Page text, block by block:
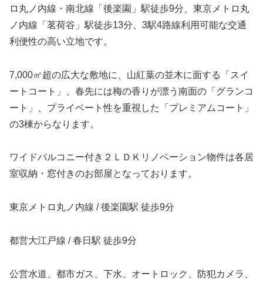
ロ丸ノ内線・南北線「後楽園」駅徒歩9分、東京メトロ丸
ノ内線「茗荷谷」駅徒歩13分、3駅4路線利用可能な交通
利便性の高い立地です。
7,000㎡超の広大な敷地に、山紅葉の並木に面する「スイ
ートコート」、春先には梅の香りが漂う南面の「グランコ
ート」、プライベート性を重視した「プレミアムコート」
の3棟からなります。
ワイドバルコニー付き２ＬＤＫリノベーション物件は各居
室収納・窓付きのお部屋となっております。
東京メトロ丸ノ内線 / 後楽園駅 徒歩9分
都営大江戸線 / 春日駅 徒歩9分
公営水道、都市ガス、下水、オートロック、防犯カメラ、